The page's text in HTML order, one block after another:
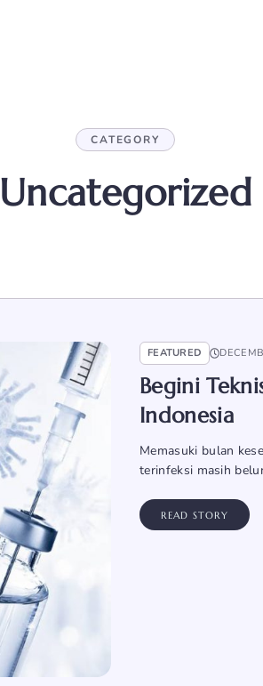
CATEGORY
Uncategorized
FEATURED
Begini
Indonesia
Memasuki bulan
terinfeksi masih
READ STORY